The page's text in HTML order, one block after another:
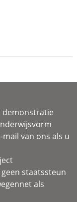
demonstratie
van ons als u
staatssteun
als